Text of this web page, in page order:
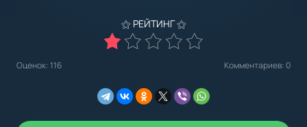
⚝ РЕЙТИНГ ⚝
Оценок:116 Комментариев: 0